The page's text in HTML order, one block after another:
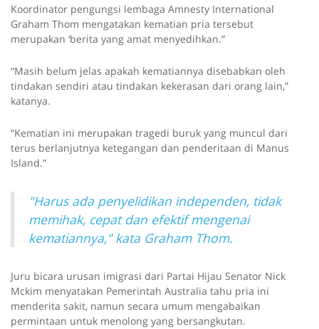
Koordinator pengungsi lembaga Amnesty International
Graham Thom mengatakan kematian pria tersebut
merupakan ‘berita yang amat menyedihkan.”
“Masih belum jelas apakah kematiannya disebabkan oleh
tindakan sendiri atau tindakan kekerasan dari orang lain,”
katanya.
“Kematian ini merupakan tragedi buruk yang muncul dari
terus berlanjutnya ketegangan dan penderitaan di Manus
Island.”
"Harus ada penyelidikan independen, tidak
memihak, cepat dan efektif mengenai
kematiannya," kata Graham Thom.
Juru bicara urusan imigrasi dari Partai Hijau Senator Nick
Mckim menyatakan Pemerintah Australia tahu pria ini
menderita sakit, namun secara umum mengabaikan
permintaan untuk menolong yang bersangkutan.